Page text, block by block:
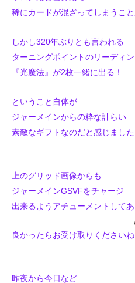
稀にカードが混ざってしまうこと
しかし320年ぶりとも言われる
ターニングポイントのリーディ
『光魔法』が2枚一緒に出る！
ということ自体が
ジャーメインからの粋な計らい
素敵なギフトなのだと感じました
上のグリッド画像からも
ジャーメインGSVFをチャージ
出来るようアチューメント して
良かったら お受け取りくださいね
昨夜から今日など